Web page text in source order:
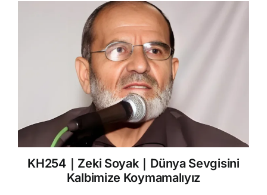
KH254｜Zeki Soyak｜Dünya Sevgisini
Kalbimize Koymamalıyız